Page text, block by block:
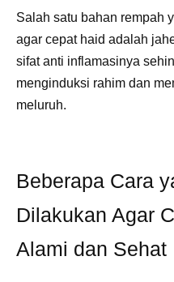
Salah satu bahan rempah
agar cepat haid adalah
sifat anti inflamasinya
menginduksi rahim dan
meluruh.
Beberapa Cara
Dilakukan Agar
Alami dan Sehat